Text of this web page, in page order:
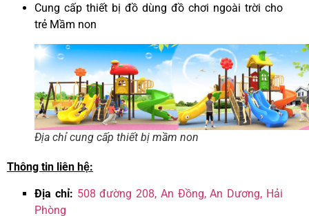
Cung cấp thiết bị đồ dùng đồ chơi ngoài trời cho
trẻ Mầm non
Địa chỉ cung cấp thiết bị mầm non
Thông tin liên hệ:
Địa chỉ: 508 đường 208, An Đồng, An Dương, Hải
Phòng